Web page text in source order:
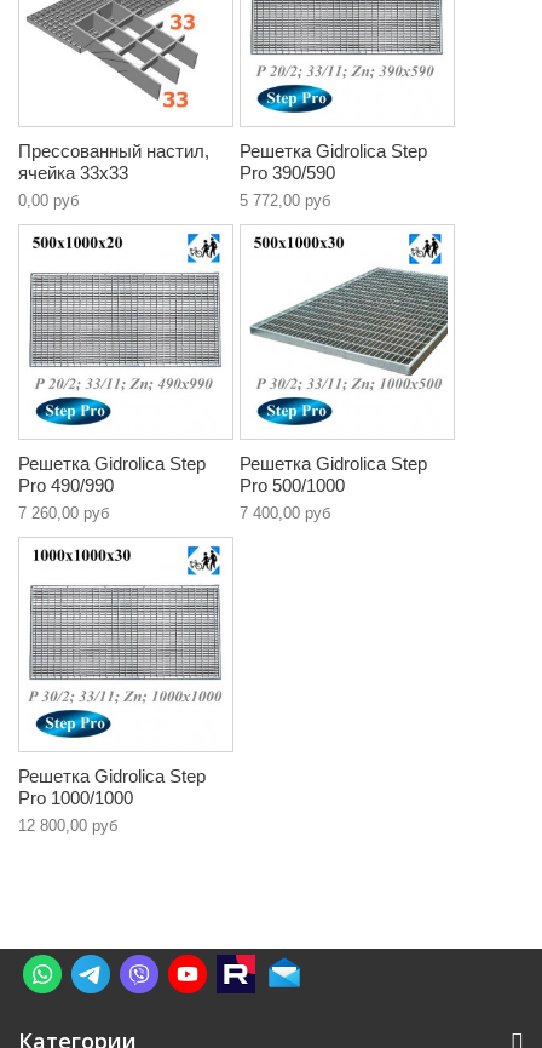
Прессованный настил,
ячейка 33х33
0,00 руб
Решетка Gidrolica Step
Pro 390/590
5 772,00 руб
Решетка Gidrolica Step
Pro 490/990
7 260,00 руб
Решетка Gidrolica Step
Pro 500/1000
7 400,00 руб
Решетка Gidrolica Step
Pro 1000/1000
12 800,00 руб
Категории